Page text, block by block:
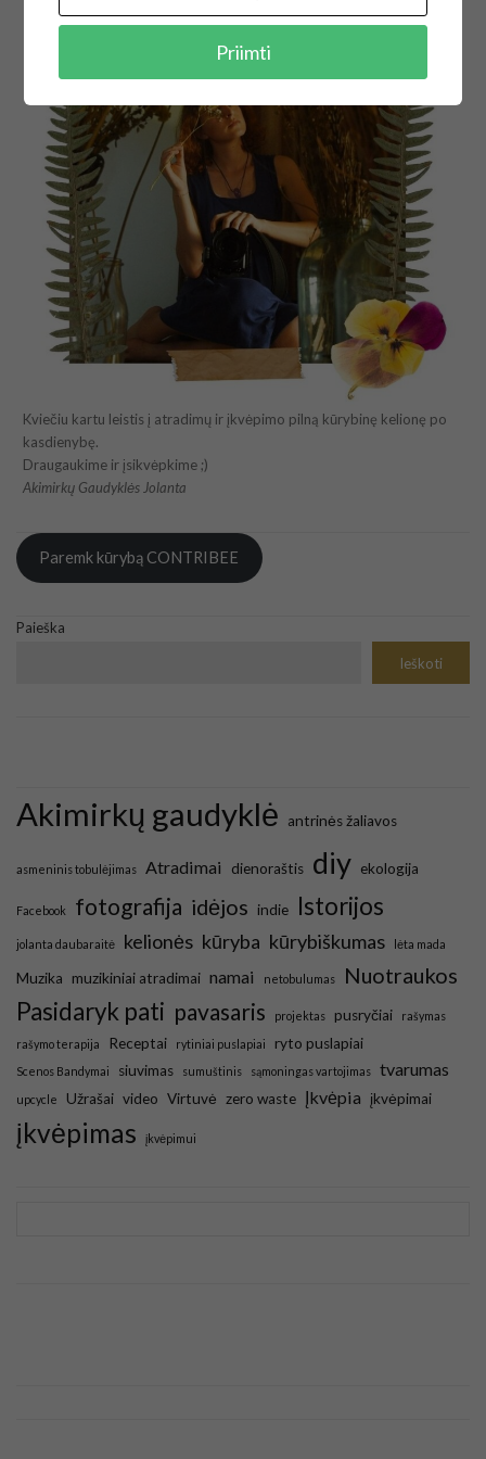
Kviečiu kartu leistis į atradimų ir įkvėpimo pilną kūrybinę kelionę po
kasdienybę.
Draugaukime ir įsikvėpkime ;)
Akimirkų Gaudyklės Jolanta
Paremk kūrybą CONTRIBEE
Paieška
Ieškoti
Akimirkų gaudyklė antrinės žaliavos
asmeninis tobulėjimas Atradimai dienoraštis diy ekologija
Facebook fotografija idėjos indie Istorijos
jolanta daubaraitė kelionės kūryba kūrybiškumas lėta mada
Muzika muzikiniai atradimai namai netobulumas Nuotraukos
Pasidaryk pati pavasaris projektas pusryčiai
rašymas
rašymo terapija
Receptai rytiniai puslapiai ryto puslapiai
Scenos Bandymai siuvimas sumuštinis sąmoningas vartojimas tvarumas
upcycle Užrašai video Virtuvė zero waste Įkvėpia įkvėpimai
įkvėpimas įkvėpimui
Priimti